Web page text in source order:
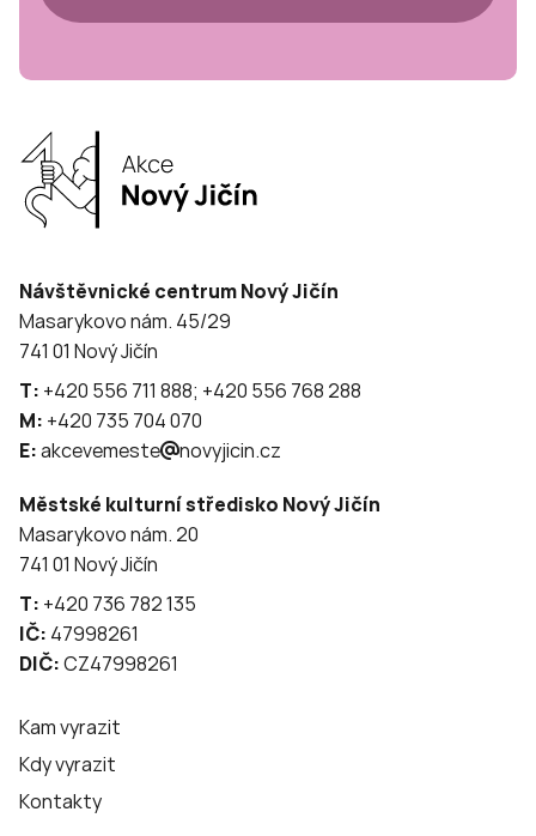
Návštěvnické centrum Nový Jičín
Masarykovo nám. 45/29
741 01 Nový Jičín
T: +420 556 711 888; +420 556 768 288
M: +420 735 704 070
E:akcevemeste novyjicin.cz
Městské kulturní středisko Nový Jičín
Masarykovo nám. 20
741 01 Nový Jičín
T: +420 736 782 135
IČ: 47998261
DIČ:CZ47998261
Kam vyrazit
Kdy vyrazit
Kontakty